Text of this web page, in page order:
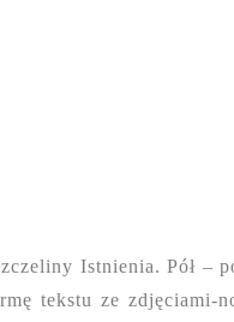
Istnienia. Pół –
tekstu ze zdjęciami-